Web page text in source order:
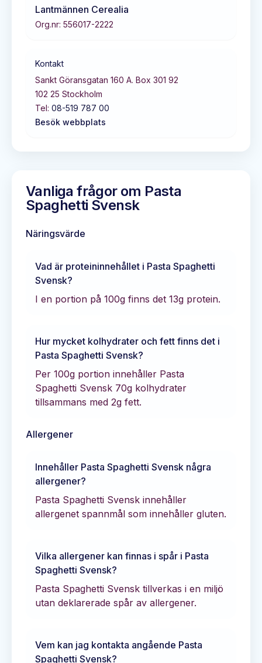
Lantmännen Cerealia
Org.nr: 556017-2222
Kontakt
Sankt Göransgatan 160 A. Box 301 92
102 25 Stockholm
Tel: 08-519 787 00
Besök webbplats
Vanliga frågor om Pasta
Spaghetti Svensk
Näringsvärde
Vad är proteininnehållet i Pasta Spaghetti
Svensk?
I en portion på 100g finns det 13g protein.
Hur mycket kolhydrater och fett finns det i
Pasta Spaghetti Svensk?
Per 100g portion innehåller Pasta
Spaghetti Svensk 70g kolhydrater
tillsammans med 2g fett.
Allergener
Innehåller Pasta Spaghetti Svensk några
allergener?
Pasta Spaghetti Svensk innehåller
allergenet spannmål som innehåller gluten.
Vilka allergener kan finnas i spår i Pasta
Spaghetti Svensk?
Pasta Spaghetti Svensk tillverkas i en miljö
utan deklarerade spår av allergener.
Vem kan jag kontakta angående Pasta
Spaghetti Svensk?